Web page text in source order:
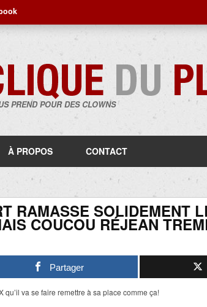
PREND POUR DES CLOWNS
À PROPOS CONTACT
RAMASSE SOLIDEMENT
COUCOU RÉJEAN
Partager
qu’il va se faire remettre à sa place comme ça!